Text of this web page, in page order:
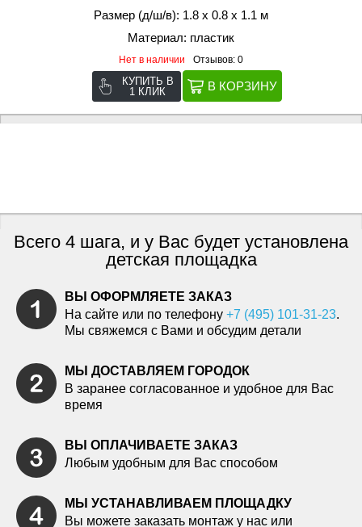
Размер (д/ш/в): 1.8 х 0.8 х 1.1 м
Материал: пластик
Нет в наличии Отзывов: 0
КУПИТЬ В
1 КЛИК
Всего 4 шага, и у Вас будет установлена
детская площадка
ВЫ ОФОРМЛЯЕТЕ ЗАКАЗ
На сайте или по телефону +7 (495) 101-31-23.
Мы свяжемся с Вами и обсудим детали
МЫ ДОСТАВЛЯЕМ ГОРОДОК
В заранее согласованное и удобное для Вас
время
ВЫ ОПЛАЧИВАЕТЕ ЗАКАЗ
Любым удобным для Вас способом
МЫ УСТАНАВЛИВАЕМ ПЛОЩАДКУ
Вы можете заказать монтаж у нас или